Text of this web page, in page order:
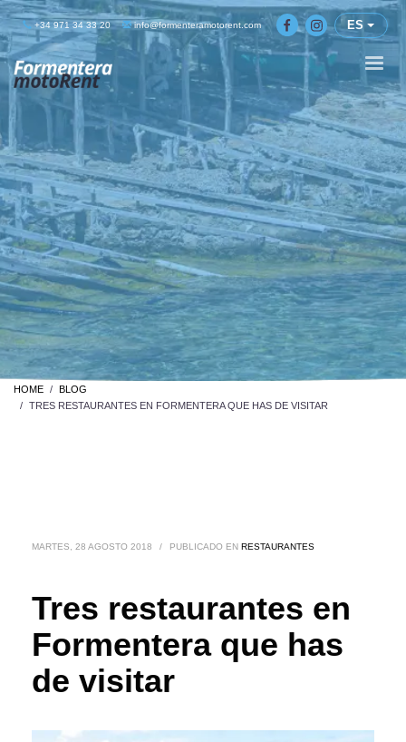
+34 971 34 33 20 info@formenteramotorent.com ES
HOME
BLOG
TRES RESTAURANTES EN FORMENTERA QUE HAS DE VISITAR
MARTES, 28 AGOSTO 2018 / PUBLICADO EN RESTAURANTES
Tres restaurantes en
Formentera que has
de visitar